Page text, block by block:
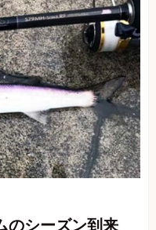
のシーズン到来